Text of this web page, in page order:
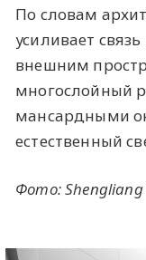
По словам
усиливает
внешним
многослойный
мансардными
естественный
Фото:Shengliang